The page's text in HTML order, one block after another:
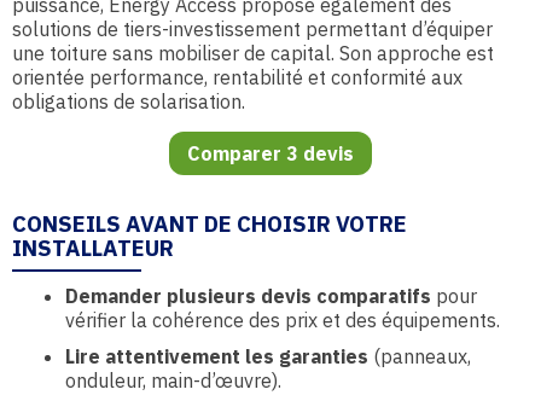
puissance, Energy Access propose également des
solutions de tiers-investissement permettant d’équiper
une toiture sans mobiliser de capital. Son approche est
orientée performance, rentabilité et conformité aux
obligations de solarisation.
Comparer 3 devis
CONSEILS AVANT DE CHOISIR VOTRE
INSTALLATEUR
Demander plusieurs devis comparatifs pour
vérifier la cohérence des prix et des équipements.
Lire attentivement les garanties (panneaux,
onduleur, main-d’œuvre).